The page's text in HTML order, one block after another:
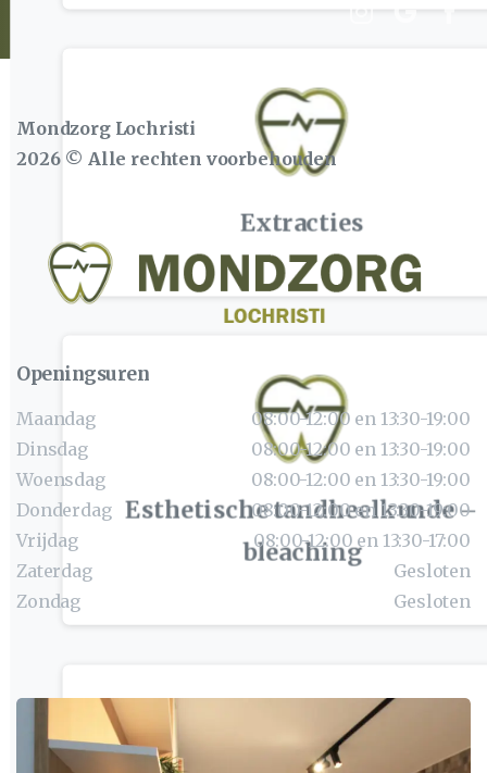
Extracties
Esthetische tandheelkunde –
bleaching
Mondzorg Lochristi
2026© Alle rechten voorbehouden
Openingsuren
Maandag
08:00-12:00 en 13:30-19:00
Dinsdag
08:00-12:00 en 13:30-19:00
Woensdag
08:00-12:00 en 13:30-19:00
Donderdag
08:00-12:00 en 13:30-19:00
Vrijdag
08:00-12:00 en 13:30-17:00
Zaterdag
Gesloten
Zondag
Gesloten